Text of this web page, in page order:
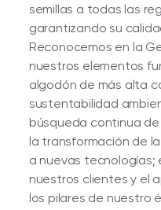
semillas a todas las
garantizando su
Reconocemos en la
nuestros elementos
algodón de más alta
sustentabilidad
búsqueda continua
la transformación de
a nuevas tecnologías;
nuestros clientes y el
los pilares de nuestro